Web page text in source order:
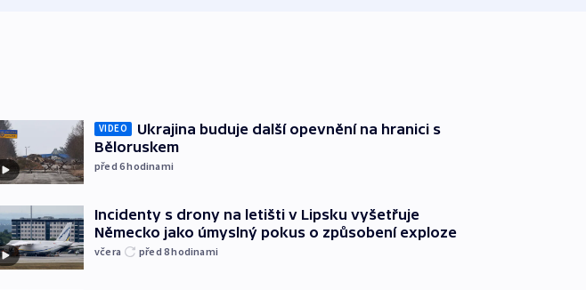
VIDEO
Ukrajina buduje další opevnění na hranici s
Běloruskem
před 6hodinami
Incidenty s drony na letišti v Lipsku vyšetřuje
Německo jako úmyslný pokus o způsobení exploze
včera před 8hodinami